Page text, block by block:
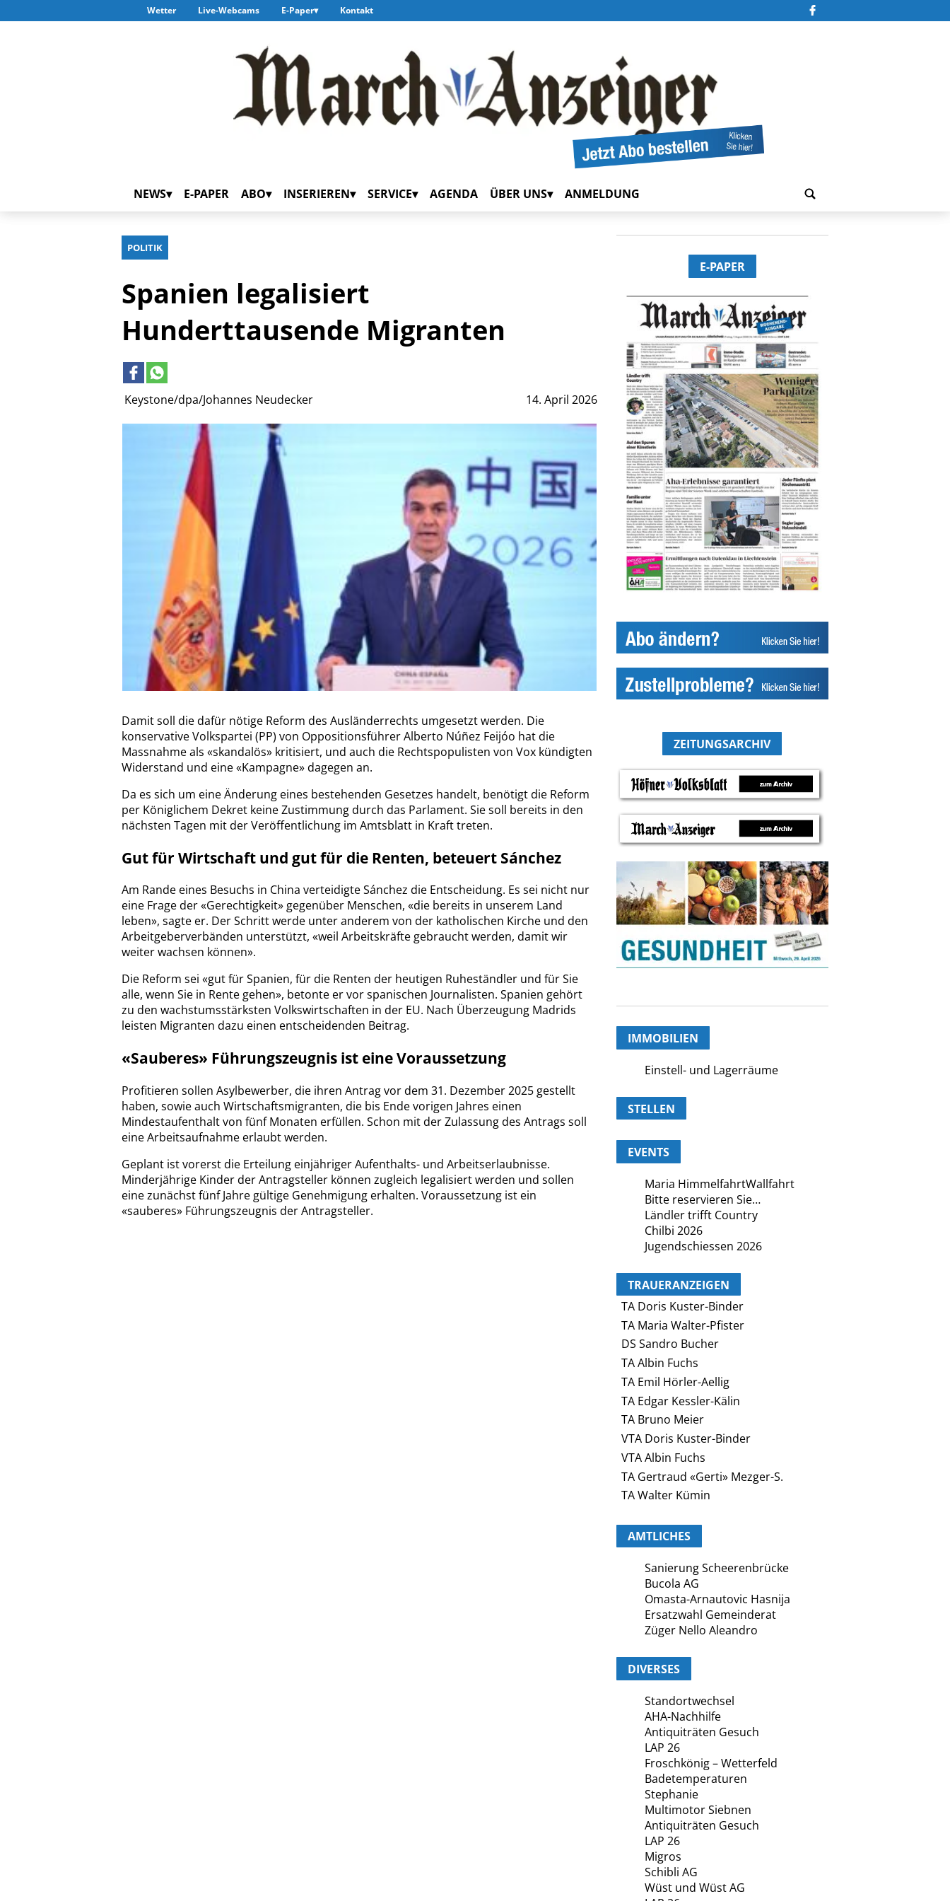
Wetter Live-Webcams E-Paper Kontakt
NEWS E-PAPER ABO INSERIEREN SERVICE AGENDA ÜBER UNS ANMELDUNG
POLITIK
Keystone/dpa/Johannes Neudecker 14. April 2026
Spanien legalisiert
Hunderttausende Migranten
Damit soll die dafür nötige Reform des Ausländerrechts umgesetzt werden. Die
konservative Volkspartei (PP) von Oppositionsführer Alberto Núñez Feijóo hat die
Massnahme als «skandalös» kritisiert, und auch die Rechtspopulisten von Vox kündigten
Widerstand und eine «Kampagne» dagegen an.
Da es sich um eine Änderung eines bestehenden Gesetzes handelt, benötigt die Reform
per Königlichem Dekret keine Zustimmung durch das Parlament. Sie soll bereits in den
nächsten Tagen mit der Veröffentlichung im Amtsblatt in Kraft treten.
Gut für Wirtschaft und gut für die Renten, beteuert Sánchez
Am Rande eines Besuchs in China verteidigte Sánchez die Entscheidung. Es sei nicht nur
eine Frage der «Gerechtigkeit» gegenüber Menschen, «die bereits in unserem Land
leben», sagte er. Der Schritt werde unter anderem von der katholischen Kirche und den
Arbeitgeberverbänden unterstützt, «weil Arbeitskräfte gebraucht werden, damit wir
weiter wachsen können».
Die Reform sei «gut für Spanien, für die Renten der heutigen Ruheständler und für Sie
alle, wenn Sie in Rente gehen», betonte er vor spanischen Journalisten. Spanien gehört
zu den wachstumsstärksten Volkswirtschaften in der EU. Nach Überzeugung Madrids
leisten Migranten dazu einen entscheidenden Beitrag.
«Sauberes» Führungszeugnis ist eine Voraussetzung
Profitieren sollen Asylbewerber, die ihren Antrag vor dem 31. Dezember 2025 gestellt
haben, sowie auch Wirtschaftsmigranten, die bis Ende vorigen Jahres einen
Mindestaufenthalt von fünf Monaten erfüllen. Schon mit der Zulassung des Antrags soll
eine Arbeitsaufnahme erlaubt werden.
Geplant ist vorerst die Erteilung einjähriger Aufenthalts- und Arbeitserlaubnisse.
Minderjährige Kinder der Antragsteller können zugleich legalisiert werden und sollen
eine zunächst fünf Jahre gültige Genehmigung erhalten. Voraussetzung ist ein
«sauberes» Führungszeugnis der Antragsteller.
E-PAPER
ZEITUNGSARCHIV
IMMOBILIEN
Einstell- und Lagerräume
STELLEN
EVENTS
Maria HimmelfahrtWallfahrt
Bitte reservieren Sie…
Ländler trifft Country
Chilbi 2026
Jugendschiessen 2026
TRAUERANZEIGEN
TA Doris Kuster-Binder
TA Maria Walter-Pfister
DS Sandro Bucher
TA Albin Fuchs
TA Emil Hörler-Aellig
TA Edgar Kessler-Kälin
TA Bruno Meier
VTA Doris Kuster-Binder
VTA Albin Fuchs
TA Gertraud «Gerti» Mezger-S.
TA Walter Kümin
AMTLICHES
Sanierung Scheerenbrücke
Bucola AG
Omasta-Arnautovic Hasnija
Ersatzwahl Gemeinderat
Züger Nello Aleandro
DIVERSES
Standortwechsel
AHA-Nachhilfe
Antiquiträten Gesuch
LAP 26
Froschkönig – Wetterfeld
Badetemperaturen
Stephanie
Multimotor Siebnen
Antiquiträten Gesuch
LAP 26
Migros
Schibli AG
Wüst und Wüst AG